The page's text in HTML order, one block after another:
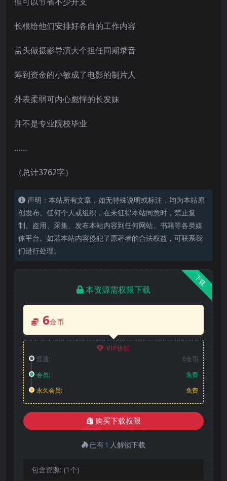
长根给他们安排好各自的工作内容
盖头做摄影导演大个担任同期录音
筹到资金的小敏成了电影的制片人
外表柔弱可内心彪悍的长发妹
并不是专业院校毕业
……
（总计3762字）
声明：本站所有文章，如无特殊说明或标注，均为本站原
创发布。任何个人或组织，在未征得本站同意时，禁止复
制、盗用、采集、发布本站内容到任何网站、书籍等各类媒
体平台。如若本站内容侵犯了原著者的合法权益，可联系我
们进行处理。
下载
本资源需权限下载
6金币
VIP折扣
普通:
6金币
会员:
免费
永久会员:
免费
购买下载权限
已有1 人解锁下载
包含资源: (1个)